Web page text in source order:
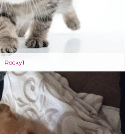
Rocky1